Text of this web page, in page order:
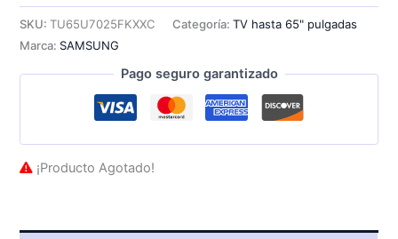
SKU:TU65U7025FKXXC Categoría:TV hasta 65" pulgadas
Marca: SAMSUNG
Pago seguro garantizado
¡Producto Agotado!